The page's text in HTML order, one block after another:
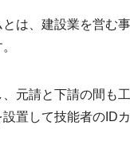
は、建設業を営む
元請と下請の間も
置して技能者のID